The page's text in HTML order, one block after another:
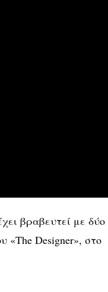
βραβευτεί με δύο
«The Designer», στο